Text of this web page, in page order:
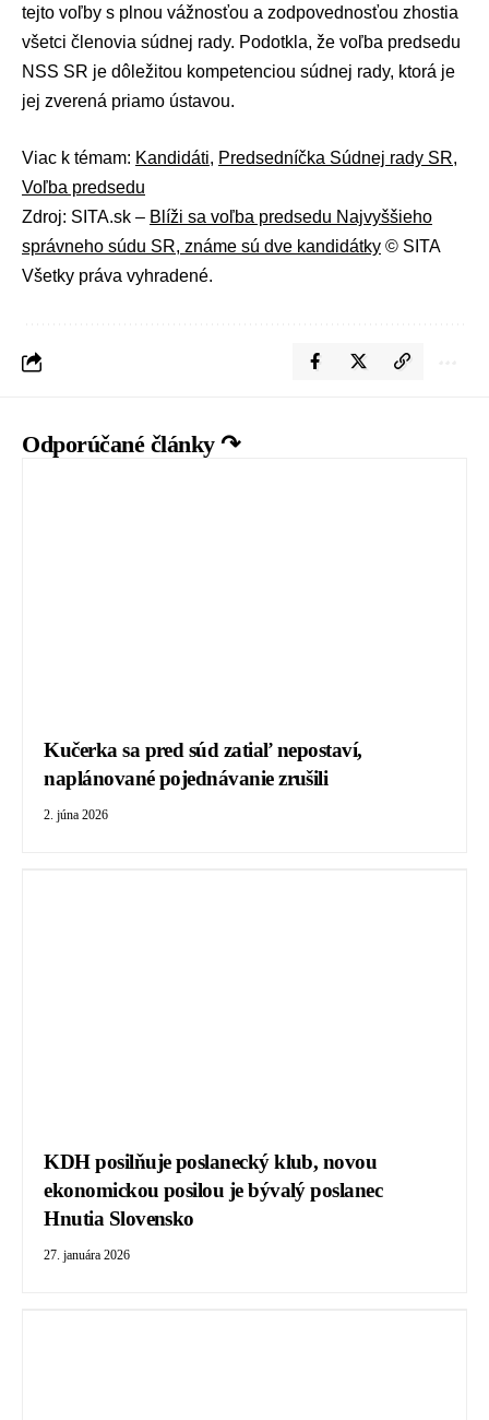
tejto voľby s plnou vážnosťou a zodpovednosťou zhostia
všetci členovia súdnej rady. Podotkla, že voľba predsedu
NSS SR je dôležitou kompetenciou súdnej rady, ktorá je
jej zverená priamo ústavou.
Viac k témam: Kandidáti, Predsedníčka Súdnej rady SR,
Voľba predsedu
Zdroj: SITA.sk – Blíži sa voľba predsedu Najvyššieho
správneho súdu SR, známe sú dve kandidátky © SITA
Všetky práva vyhradené.
Odporúčané články ↷
Kučerka sa pred súd zatiaľ nepostaví,
naplánované pojednávanie zrušili
2. júna 2026
KDH posilňuje poslanecký klub, novou
ekonomickou posilou je bývalý poslanec
Hnutia Slovensko
27. januára 2026